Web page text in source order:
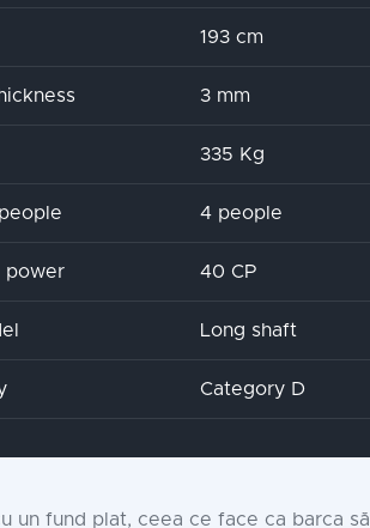
193 cm
3 mm
335 Kg
4 people
power 40 CP
Long shaft
Category D
un fund plat, ceea ce face ca barca să